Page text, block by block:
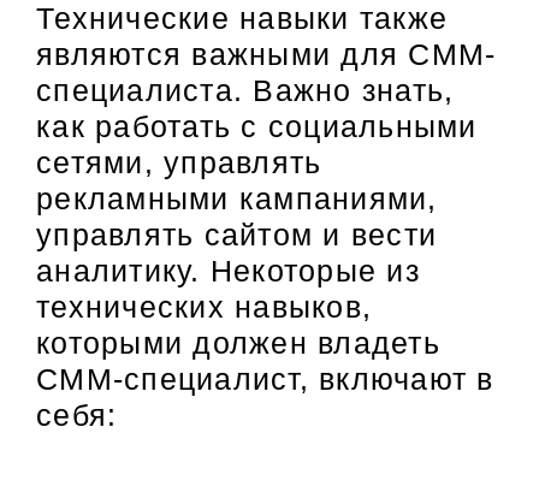
Технические навыки также
являются важными для СММ-
специалиста. Важно знать,
как работать с социальными
сетями, управлять
рекламными кампаниями,
управлять сайтом и вести
аналитику. Некоторые из
технических навыков,
которыми должен владеть
СММ-специалист, включают в
себя: